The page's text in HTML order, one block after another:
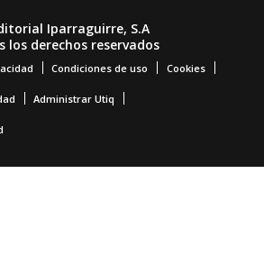
Iparraguirre, S.A
los derechos reservados
Condiciones de uso Cookies
Administrar Utiq